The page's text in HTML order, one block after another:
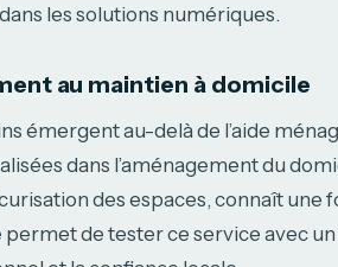
les solutions numériques.
au maintien à domicile
émergent au-delà de l’aide
dans l’aménagement du
des espaces, connaît une
permet de tester ce service avec